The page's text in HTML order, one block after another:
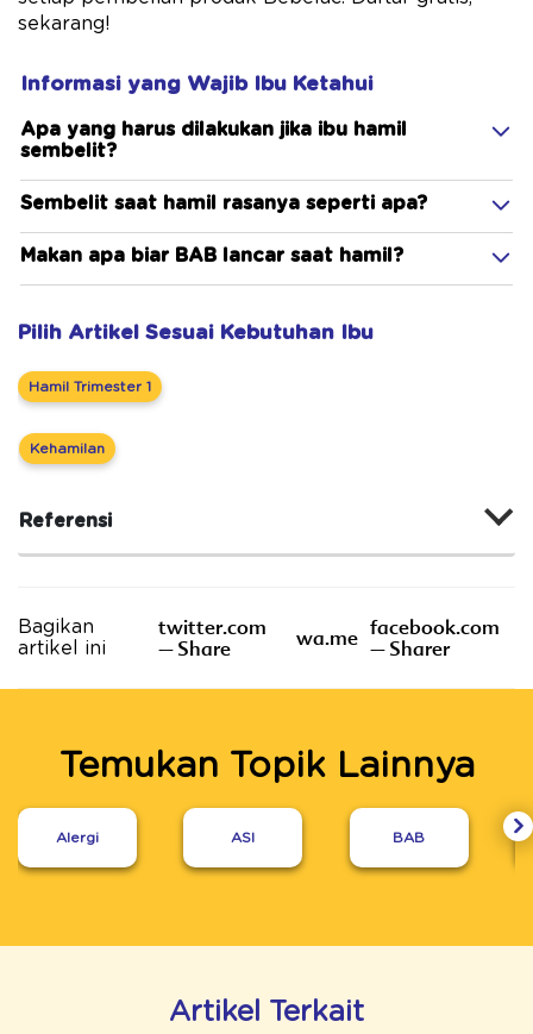
sekarang!
Informasi yang Wajib Ibu Ketahui
Apa yang harus dilakukan jika ibu hamil
sembelit?
Sembelit saat hamil rasanya seperti apa?
Makan apa biar BAB lancar saat hamil?
Pilih Artikel Sesuai Kebutuhan Ibu
Hamil Trimester 1
Kehamilan
Referensi
Bagikan
artikel ini
twitter.com
– Share
wa.me facebook.com
– Sharer
Temukan Topik Lainnya
Alergi ASI BAB
Artikel Terkait